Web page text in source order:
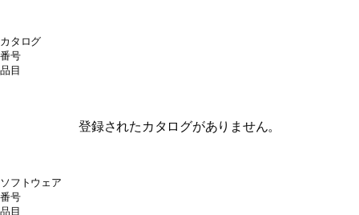
カタログ
番号
品目
登録されたカタログがありません。
ソフトウェア
番号
品目